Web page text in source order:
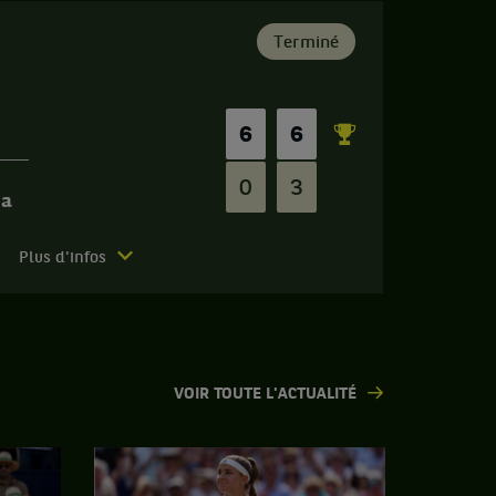
Terminé
6 6
0 3
Plus d'infos
VOIR TOUTE L'ACTUALITÉ